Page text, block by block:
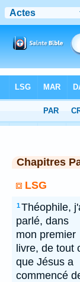
Chapitres
LSG
1Théophile,
parlé, dans
mon premier
livre, de tout
que Jésus a
commencé